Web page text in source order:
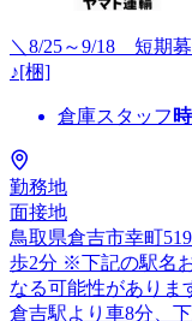
＼8/25～9/18 短期
♪[梱]
倉庫スタッフ
勤務地
面接地
鳥取県倉吉市幸町
歩2分 ※下記の駅名
なる可能性がありま
倉吉駅より車8分、